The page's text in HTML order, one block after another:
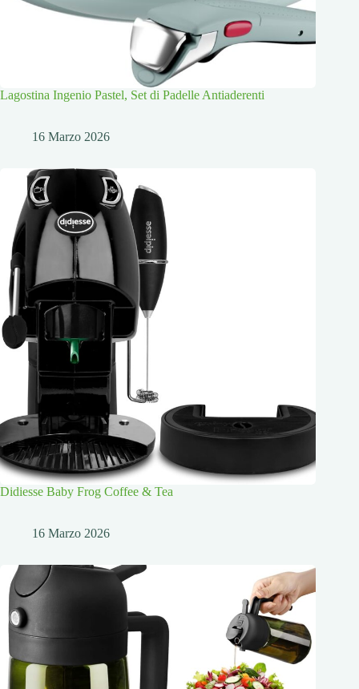
Lagostina Ingenio Pastel, Set di Padelle Antiaderenti
16 Marzo 2026
Didiesse Baby Frog Coffee & Tea
16 Marzo 2026